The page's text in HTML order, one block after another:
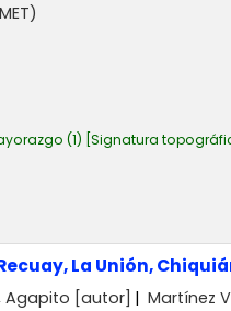
(1) Signatura
La Unión,
Agapito [autor] Martínez